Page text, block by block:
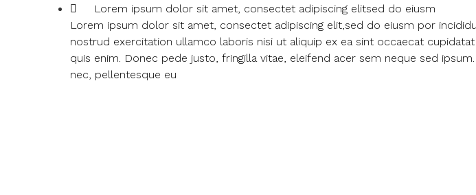
Lorem ipsum dolor sit amet, consectet adipiscing elitsed do eiusm
Lorem ipsum dolor sit amet, consectet adipiscing elit,sed do eiusm por
nostrud exercitation ullamco laboris nisi ut aliquip ex ea sint occaecat
quis enim. Donec pede justo, fringilla vitae, eleifend acer sem neque sed
nec, pellentesque eu